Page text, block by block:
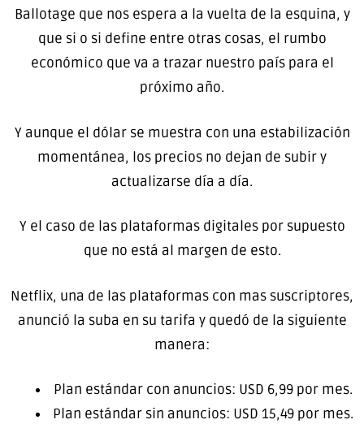
Ballotage que nos espera a la vuelta de la esquina, y
que si o si define entre otras cosas, el rumbo
económico que va a trazar nuestro país para el
próximo año.
Y aunque el dólar se muestra con una estabilización
momentánea, los precios no dejan de subir y
actualizarse día a día.
Y el caso de las plataformas digitales por supuesto
que no está al margen de esto.
Netflix, una de las plataformas con mas suscriptores,
anunció la suba en su tarifa y quedó de la siguiente
manera:
Plan estándar con anuncios: USD 6,99 por mes.
Plan estándar sin anuncios: USD 15,49 por mes.